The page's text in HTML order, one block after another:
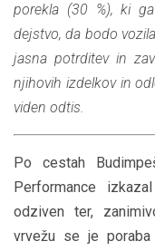
porekla (30 %), ki
dejstvo, da bodo
jasna potrditev in
njihovih izdelkov in
viden odtis.
Po cestah
Performance
odziven ter,
vrvežu se je